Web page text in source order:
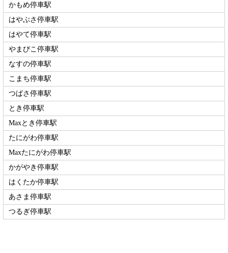
かもめ停車駅
はやぶさ停車駅
はやて停車駅
やまびこ停車駅
なすの停車駅
こまち停車駅
つばさ停車駅
とき停車駅
Maxとき停車駅
たにがわ停車駅
Maxたにがわ停車駅
かがやき停車駅
はくたか停車駅
あさま停車駅
つるぎ停車駅